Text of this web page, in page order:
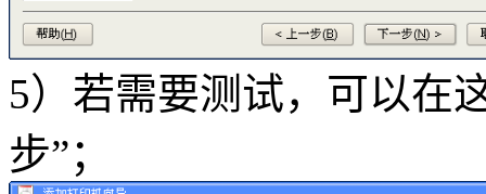
5）若需要测试，可以在
步”；